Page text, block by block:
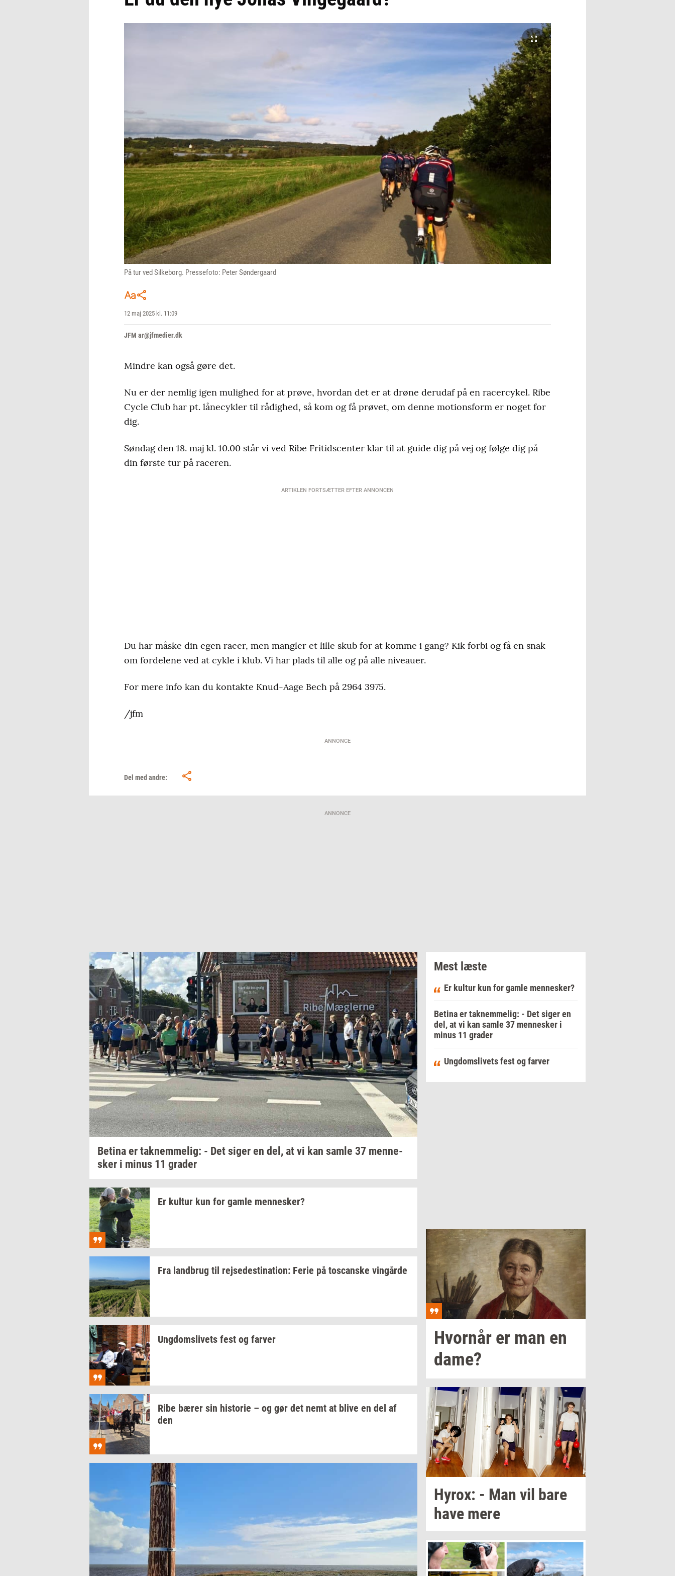
På tur ved Silkeborg. Pressefoto: Peter Søndergaard
12 maj 2025 kl. 11:09
JFM ar@jfmedier.dk
Mindre kan også gøre det.
Nu er der nemlig igen mulighed for at prøve, hvordan det er at drøne derudaf på en racercykel. Ribe
Cycle Club har pt. lånecykler til rådighed, så kom og få prøvet, om denne motionsform er noget for
dig.
Søndag den 18. maj kl. 10.00 står vi ved Ribe Fritidscenter klar til at guide dig på vej og følge dig på
din første tur på raceren.
ARTIKLEN FORTSÆTTER EFTER ANNONCEN
Du har måske din egen racer, men mangler et lille skub for at komme i gang? Kik forbi og få en snak
om fordelene ved at cykle i klub. Vi har plads til alle og på alle niveauer.
For mere info kan du kontakte Knud-Aage Bech på 2964 3975.
/jfm
ANNONCE
Del med andre:
ANNONCE
Be­ti­na er tak­nem­me­lig: - Det siger en del, at vi kan samle 37 men­ne­
sker i minus 11 gra­der
Er kul­tur kun for gamle men­ne­sker?
Fra land­brug til rej­se­desti­na­tion: Ferie på toscan­ske vin­går­de
Ung­doms­li­vets fest og far­ver
Ribe bærer sin hi­sto­rie – og gør det nemt at blive en del af
den
Mest læste
Er kultur kun for gamle mennesker?
Betina er taknemmelig: - Det siger en
del, at vi kan samle 37 mennesker i
minus 11 grader
Ungdomslivets fest og farver
Hvor­når er man en
dame?
Hyrox: - Man vil bare
have mere